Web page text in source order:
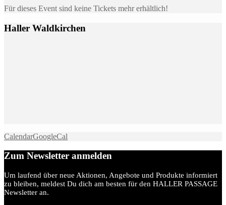
Für dieses Event sind keine Tickets mehr erhältlich!
Haller Waldkirchen
CalendarGoogleCal
Zum Newsletter anmelden
Um laufend über neue Aktionen, Angebote und Produkte informiert
zu bleiben, meldest Du dich am besten für den HALLER PASSAGE
Newsletter an.